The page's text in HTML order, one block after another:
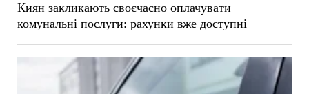
Киян закликають своєчасно оплачувати
комунальні послуги: рахунки вже доступні